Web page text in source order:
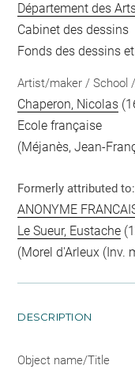
Département des
Cabinet des dessins
Fonds des dessins
Artist/maker / School
Chaperon, Nicolas
Ecole française
(Méjanès, Jean-
Formerly attributed to:
ANONYME
Le Sueur, Eustache
(Morel d'Arleux (Inv.
DESCRIPTION
Object name/Title